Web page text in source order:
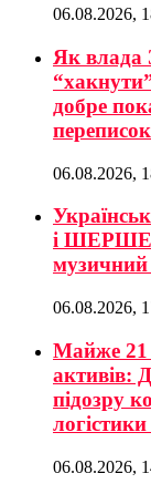
06.08.2026,
Як влада
добре
06.08.2026,
і
06.08.2026,
Майже 21
активів:
підозру
06.08.2026,